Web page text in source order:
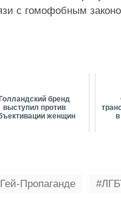
с гомофобным
Голландский бренд
выступил против
женщин
Пропаганде